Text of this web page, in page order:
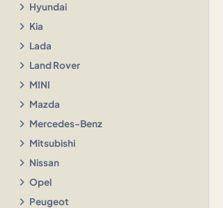
chevron_right Hyundai
chevron_right Kia
chevron_right Lada
chevron_right Land Rover
chevron_right MINI
chevron_right Mazda
chevron_right Mercedes-Benz
chevron_right Mitsubishi
chevron_right Nissan
chevron_right Opel
chevron_right Peugeot